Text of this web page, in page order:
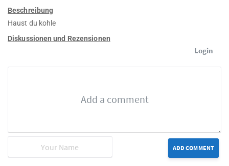
Beschreibung
Haust du kohle
Diskussionen und Rezensionen
Login
ADD COMMENT